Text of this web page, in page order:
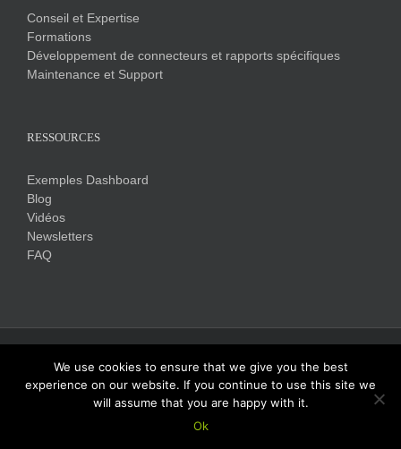
Conseil et Expertise
Formations
Développement de connecteurs et rapports spécifiques
Maintenance et Support
RESSOURCES
Exemples Dashboard
Blog
Vidéos
Newsletters
FAQ
LinkedinTwitterFacebook
We use cookies to ensure that we give you the best
experience on our website. If you continue to use this site we
will assume that you are happy with it.
Ok